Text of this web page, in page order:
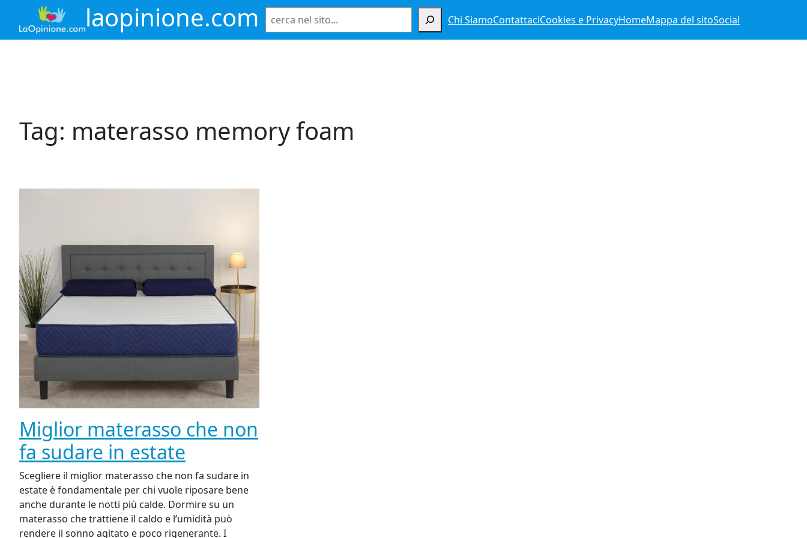
contenuto
laopinione.com Chi SiamoContattaciCookies e PrivacyHomeMappa del sitoSocial
Tag: materasso memory foam
Miglior materasso che non
fa sudare in estate
Scegliere il miglior materasso che non fa sudare in
estate è fondamentale per chi vuole riposare bene
anche durante le notti più calde. Dormire su un
materasso che trattiene il caldo e l’umidità può
rendere il sonno agitato e poco rigenerante. I